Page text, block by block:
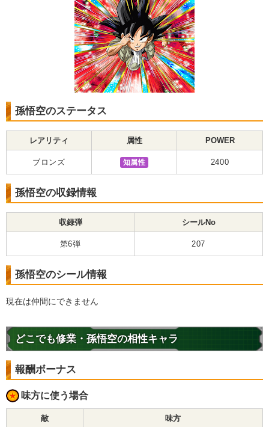
孫悟空のステータス
レアリティ 属性 POWER
ブロンズ 知属性 2400
孫悟空の収録情報
収録弾 シールNo
第6弾 207
孫悟空のシール情報
現在は仲間にできません
どこでも修業・孫悟空の相性キャラ
報酬ボーナス
味方に使う場合
敵 味方